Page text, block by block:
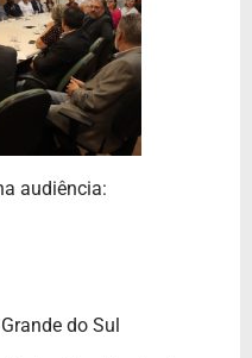
audiência:
do Sul